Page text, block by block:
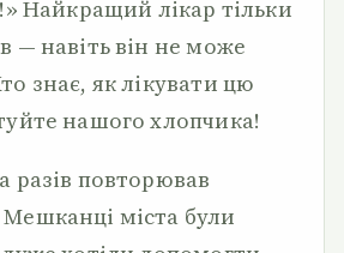
Найкращий лікар тільки
— навіть він не може
знає, як лікувати цю
нашого хлопчика!
разів повторював
міс­та були